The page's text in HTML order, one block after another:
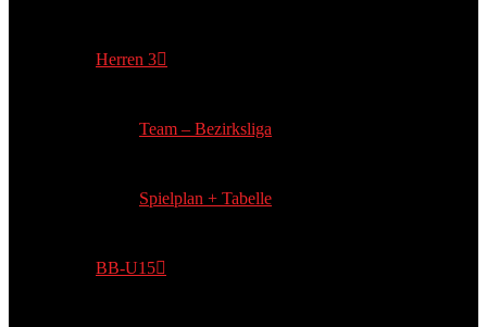
Herren 3
Team – Bezirksliga
Spielplan + Tabelle
BB-U15